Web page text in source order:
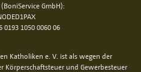
GmbH):
0193 1050 0060 06
Katholiken e. V. ist als wegen der
Körperschaftsteuer und Gewerbesteuer